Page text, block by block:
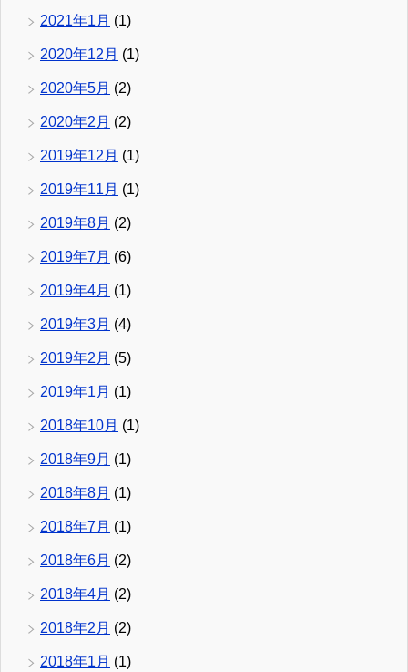
2021年1月 (1)
2020年12月 (1)
2020年5月 (2)
2020年2月 (2)
2019年12月 (1)
2019年11月 (1)
2019年8月 (2)
2019年7月 (6)
2019年4月 (1)
2019年3月 (4)
2019年2月 (5)
2019年1月 (1)
2018年10月 (1)
2018年9月 (1)
2018年8月 (1)
2018年7月 (1)
2018年6月 (2)
2018年4月 (2)
2018年2月 (2)
2018年1月 (1)